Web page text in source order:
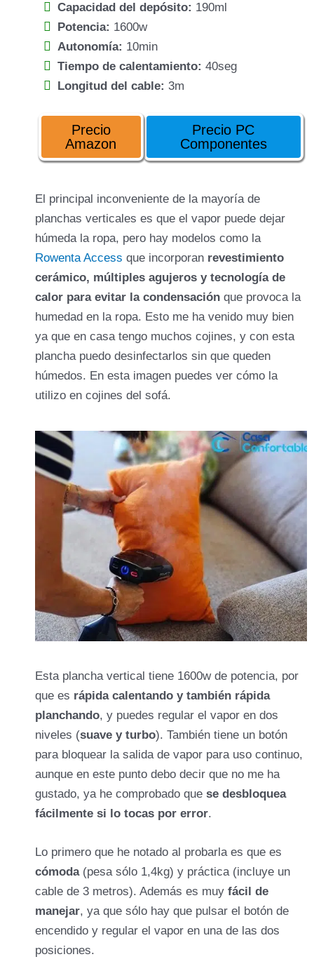
Capacidad del depósito: 190ml
Potencia: 1600w
Autonomía: 10min
Tiempo de calentamiento: 40seg
Longitud del cable: 3m
Precio
Amazon
Precio PC
Componentes
El principal inconveniente de la mayoría de
planchas verticales es que el vapor puede dejar
húmeda la ropa, pero hay modelos como la
Rowenta Access que incorporan revestimiento
cerámico, múltiples agujeros y tecnología de
calor para evitar la condensación que provoca la
humedad en la ropa. Esto me ha venido muy bien
ya que en casa tengo muchos cojines, y con esta
plancha puedo desinfectarlos sin que queden
húmedos. En esta imagen puedes ver cómo la
utilizo en cojines del sofá.
Esta plancha vertical tiene 1600w de potencia, por
que es rápida calentando y también rápida
planchando, y puedes regular el vapor en dos
niveles (suave y turbo). También tiene un botón
para bloquear la salida de vapor para uso continuo,
aunque en este punto debo decir que no me ha
gustado, ya he comprobado que se desbloquea
fácilmente si lo tocas por error.
Lo primero que he notado al probarla es que es
cómoda (pesa sólo 1,4kg) y práctica (incluye un
cable de 3 metros). Además es muy fácil de
manejar, ya que sólo hay que pulsar el botón de
encendido y regular el vapor en una de las dos
posiciones.